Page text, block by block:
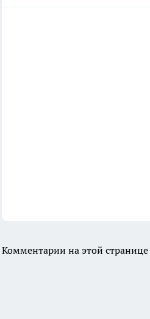
Комментарии на этой